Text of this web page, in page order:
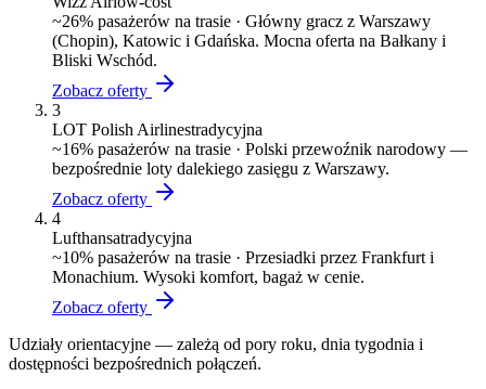
~26% pasażerów na trasie · Główny gracz z Warszawy
(Chopin), Katowic i Gdańska. Mocna oferta na Bałkany i
Bliski Wschód.
Zobacz oferty
3
LOT Polish Airlinestradycyjna
~16% pasażerów na trasie · Polski przewoźnik narodowy —
bezpośrednie loty dalekiego zasięgu z Warszawy.
Zobacz oferty
4
Lufthansatradycyjna
~10% pasażerów na trasie · Przesiadki przez Frankfurt i
Monachium. Wysoki komfort, bagaż w cenie.
Zobacz oferty
Udziały orientacyjne — zależą od pory roku, dnia tygodnia i
dostępności bezpośrednich połączeń.